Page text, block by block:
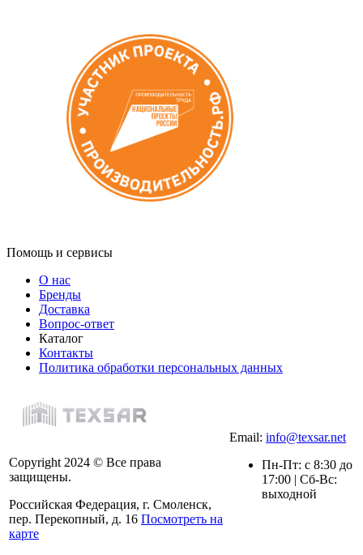
Помощь и сервисы
О нас
Бренды
Доставка
Вопрос-ответ
Каталог
Контакты
Политика обработки персональных данных
Copyright 2024 © Все права
защищены.
Российская Федерация, г. Смоленск,
пер. Перекопный, д. 16 Посмотреть на
карте
Email: info@texsar.net
Пн-Пт: с 8:30 до
17:00 | Сб-Вс:
выходной